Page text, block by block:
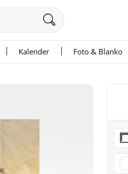
Kalender Foto & Blanko